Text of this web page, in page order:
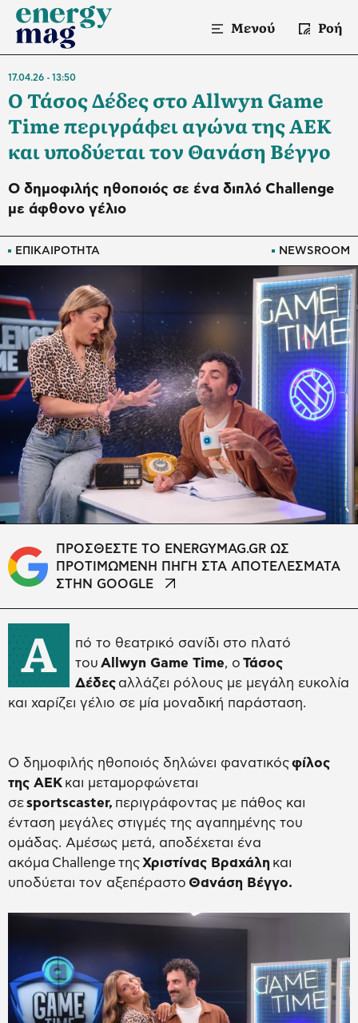
Μενού Ροή
ΕΠΙΚΑΙΡΟΤΗΤΑ NEWSROOM
17.04.26 13:50
Ο Τάσος Δέδες στο Allwyn Game
Time περιγράφει αγώνα της ΑΕΚ
και υποδύεται τον Θανάση Βέγγο
Ο δημοφιλής ηθοποιός σε ένα διπλό Challenge
με άφθονο γέλιο
ΠΡΟΣΘΕΣΤΕ ΤΟ ENERGYMAG.GR ΩΣ
ΠΡΟΤΙΜΩΜΕΝΗ ΠΗΓΗ ΣΤΑ ΑΠΟΤΕΛΕΣΜΑΤΑ
ΣΤΗΝ GOOGLE
Α
πό το θεατρικό σανίδι στο πλατό
του Allwyn Game Time, ο Τάσος
Δέδες αλλάζει ρόλους με μεγάλη ευκολία
και χαρίζει γέλιο σε μία μοναδική παράσταση.
Ο δημοφιλής ηθοποιός δηλώνει φανατικόςφίλος
της ΑΕΚ και μεταμορφώνεται
σεsportscaster, περιγράφοντας με πάθος και
ένταση μεγάλες στιγμές της αγαπημένης του
ομάδας. Αμέσως μετά, αποδέχεται ένα
ακόμα Challenge τηςΧριστίνας Βραχάλη και
υποδύεται τον αξεπέραστο Θανάση Βέγγο.